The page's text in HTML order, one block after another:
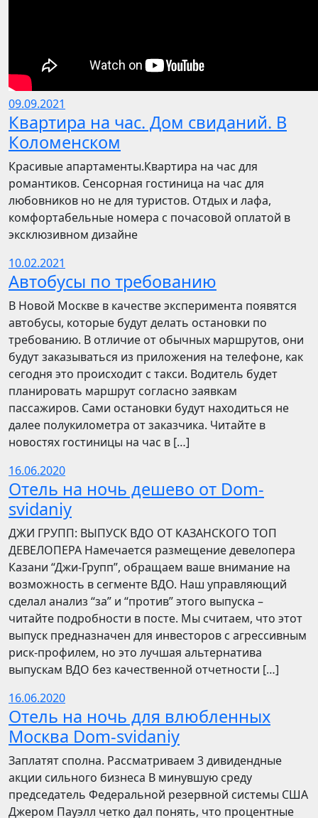
09.09.2021
Квартира на час. Дом свиданий. В
Коломенском
Красивые апартаменты.Квартира на час для
романтиков. Сенсорная гостиница на час для
любовников но не для туристов. Отдых и лафа,
комфортабельные номера с почасовой оплатой в
эксклюзивном дизайне
10.02.2021
Автобусы по требованию
В Новой Москве в качестве эксперимента появятся
автобусы, которые будут делать остановки по
требованию. В отличие от обычных маршрутов, они
будут заказываться из приложения на телефоне, как
сегодня это происходит с такси. Водитель будет
планировать маршрут согласно заявкам
пассажиров. Сами остановки будут находиться не
далее полукилометра от заказчика. Читайте в
новостях гостиницы на час в […]
16.06.2020
Отель на ночь дешево от Dom-
svidaniy
​​ДЖИ ГРУПП: ВЫПУСК ВДО ОТ КАЗАНСКОГО ТОП
ДЕВЕЛОПЕРА Намечается размещение девелопера
Казани “Джи-Групп”, обращаем ваше внимание на
возможность в сегменте ВДО. Наш управляющий
сделал анализ “за” и “против” этого выпуска –
читайте подробности в посте. Мы считаем, что этот
выпуск предназначен для инвесторов с агрессивным
риск-профилем, но это лучшая альтернатива
выпускам ВДО без качественной отчетности […]
16.06.2020
Отель на ночь для влюбленных
Москва Dom-svidaniy
Заплатят сполна. Рассматриваем 3 дивидендные
акции сильного бизнеса В минувшую среду
председатель Федеральной резервной системы США
Джером Пауэлл четко дал понять, что процентные